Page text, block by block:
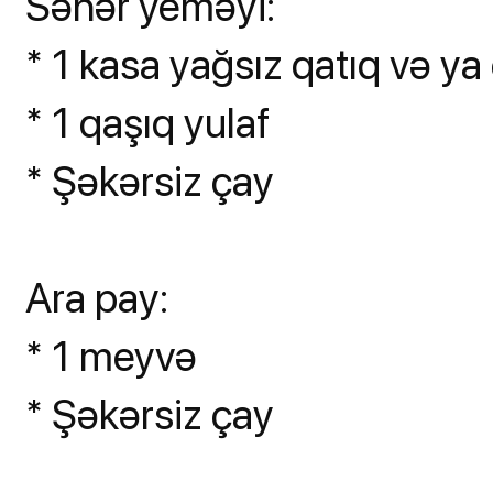
* 1 kasa yağsız qatıq və ya
* 1 qaşıq yulaf
* Şəkərsiz çay
Ara pay:
* 1 meyvə
* Şəkərsiz çay